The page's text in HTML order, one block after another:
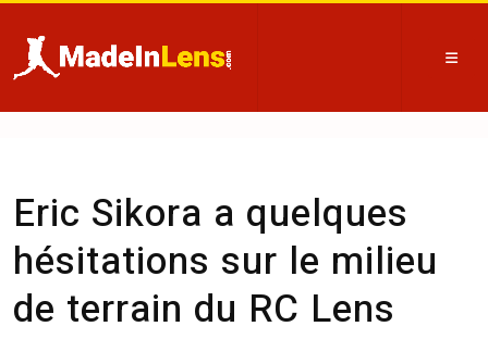
Eric Sikora a quelques
hésitations sur le milieu
de terrain du RC Lens